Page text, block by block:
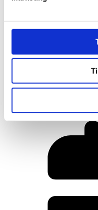
Her er alle
Rainbow Awards